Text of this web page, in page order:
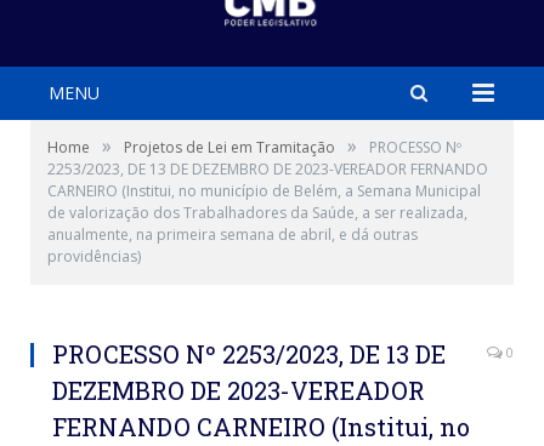
MENU
Home » Projetos de Lei em Tramitação »
PROCESSO Nº
2253/2023, DE 13 DE DEZEMBRO DE 2023-VEREADOR FERNANDO
CARNEIRO (Institui, no município de Belém, a Semana Municipal
de valorização dos Trabalhadores da Saúde, a ser realizada,
anualmente, na primeira semana de abril, e dá outras
providências)
PROCESSO Nº 2253/2023, DE 13 DE
DEZEMBRO DE 2023-VEREADOR
FERNANDO CARNEIRO (Institui, no
0